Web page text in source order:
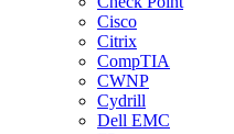
Cisco
Citrix
CompTIA
CWNP
Cydrill
Dell EMC